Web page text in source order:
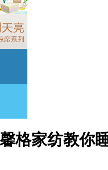
格家纺教你